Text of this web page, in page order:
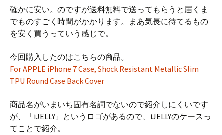
o
o
k
d
s
確かに安い。のですが送料無料で送ってもらうと届くま
でものすごく時間がかかります。まあ気長に待てるもの
を安く買うっていう感じで。
今回購入したのはこちらの商品。
For APPLE iPhone 7 Case, Shock Resistant Metallic Slim
TPU Round Case Back Cover
商品名がいまいち固有名詞でないので紹介しにくいです
が、「iJELLY」というロゴがあるので、iJELLYのケースっ
てことで紹介。